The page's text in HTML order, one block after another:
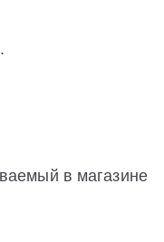
в магазине